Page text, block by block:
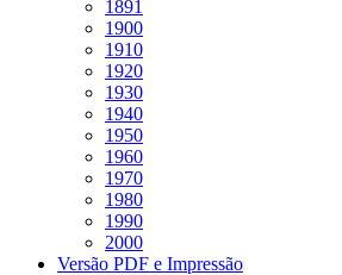
1891
1900
1910
1920
1930
1940
1950
1960
1970
1980
1990
2000
Versão PDF e Impressão